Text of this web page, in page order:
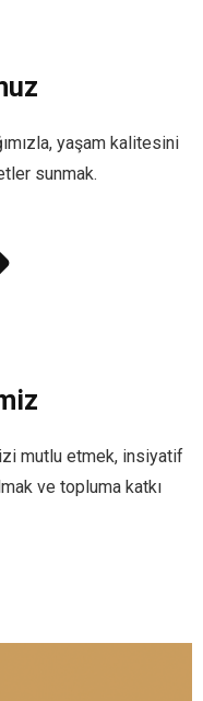
yaşam kalitesini
sunmak.
mutlu etmek, insiyatif
ve topluma katkı